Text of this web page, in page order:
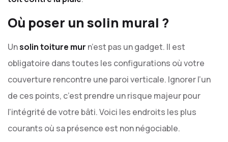
Où poser un solin mural ?
Unsolin toiture mur n’est pas un gadget. Il est
obligatoire dans toutes les configurations où votre
couverture rencontre une paroi verticale. Ignorer l’un
de ces points, c’est prendre un risque majeur pour
l’intégrité de votre bâti. Voici les endroits les plus
courants où sa présence est non négociable.